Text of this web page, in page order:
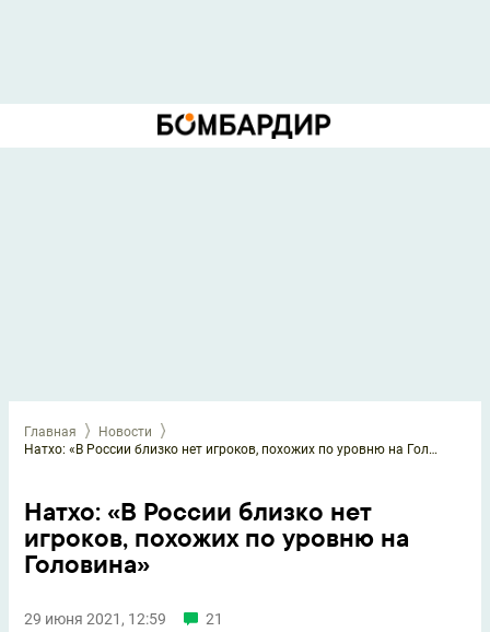
Главная
Новости
Натхо: «В России близко нет игроков, похожих по уровню на Головина»
Натхо: «В России близко нет
игроков, похожих по уровню на
Головина»
29 июня 2021, 12:59 21